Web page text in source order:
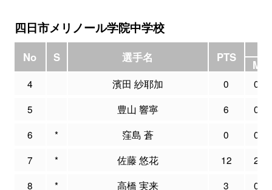
四日市メリノール学院中学校
No S 選手名 PTS
M
4 濱田 紗耶加 0
0
5
豊山 響寧 6
0
6
* 窪島 蒼 0
0
7
* 佐藤 悠花 12
2
8
* 高橋 実来 3 0